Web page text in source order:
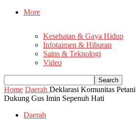
More
Kesehatan & Gaya Hidup
Infotaimen & Hiburan
Sains & Teknologi
Video
Home Daerah Deklarasi Komunitas
Dukung Gus Imin Sepenuh Hati
Daerah